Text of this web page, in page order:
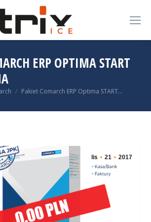
ERP OPTIMA START
Pakiet Comarch ERP Optima START…
lis 21 2017